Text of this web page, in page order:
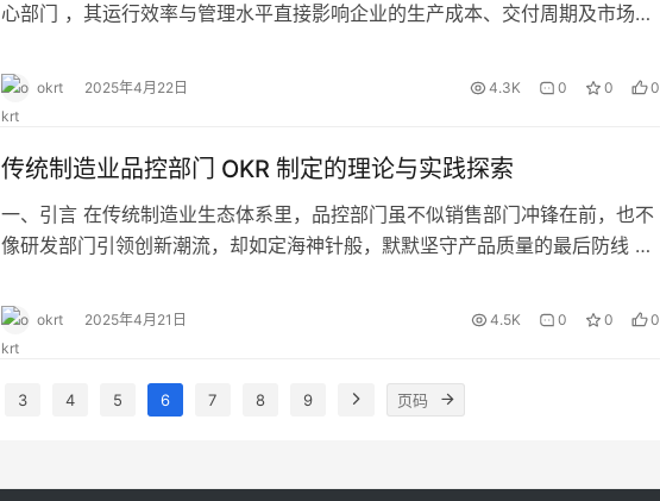
心部门 ，其运行效率与管理水平直接影响企业的生产成本、交付周期及市场竞
企业的发展高度依赖生产过程的稳定性和产品质量的可靠性 。因此，科学制定
OKR 对生产部明确工作方向、优化资源配置、提升整体效能具有重要意义…
okrt 2025年4月22日 4.3K 0 0 0
传统制造业品控部门 OKR 制定的理论与实践探索
一、引言 在传统制造业生态体系里，品控部门虽不似销售部门冲锋在前，也不
像研发部门引领创新潮流，却如定海神针般，默默坚守产品质量的最后防线 。
品质量、维护企业声誉的重任 。随着目标管理理念的普及，OKR 作为一种高效
的目标管理工具，为品控部门精准定位工作目标、提升工作效能提供了新的路
okrt 2025年4月21日 4.5K 0 0 0
3 4 5 6 7 8 9